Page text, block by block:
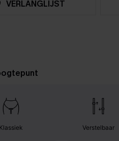
VERLANGLIJST
Klassiek Verstelbaar